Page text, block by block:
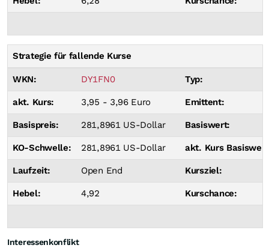
Strategie für fallende Kurse
WKN: DY1FN0 Typ:
akt. Kurs: 3,95 - 3,96 Euro Emittent:
Basispreis: 281,8961 US-Dollar Basiswert:
KO-Schwelle: 281,8961 US-Dollar akt. Kurs
Laufzeit: Open End Kursziel:
Hebel: 4,92 Kurschance:
Interessenkonflikt